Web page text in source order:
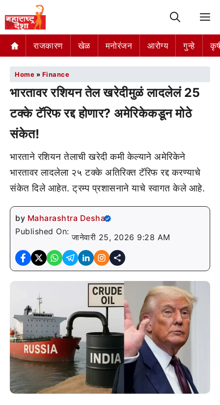
राजकारण खेळ मनोरंजन आरोग्य गुन्हे
Home » Finance
भारतावर रशियन तेल खरेदीमुळं लादलेलं 25
टक्के टॅरिफ रद्द होणार? अमेरिकेकडून मोठे
संकेत!
भारताने रशियन तेलाची खरेदी कमी केल्याने अमेरिकेने
भारतावर लादलेला २५ टक्के अतिरिक्त टॅरिफ रद्द करण्याचे
संकेत दिले आहेत. ट्रम्प प्रशासनाने याचे स्वागत केले आहे.
by Maharashtra Desha
Published On:
जानेवारी 25, 2026 9:28 AM